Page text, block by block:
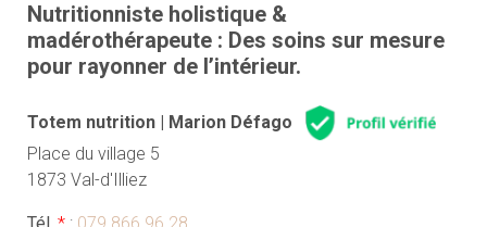
Nutritionniste holistique &
madérothérapeute : Des soins sur mesure
pour rayonner de l’intérieur.
Totem nutrition | Marion Défago
Place du village 5
1873 Val-d'Illiez